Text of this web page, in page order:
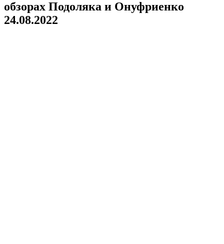
обзорах Подоляка и Онуфриенко
24.08.2022